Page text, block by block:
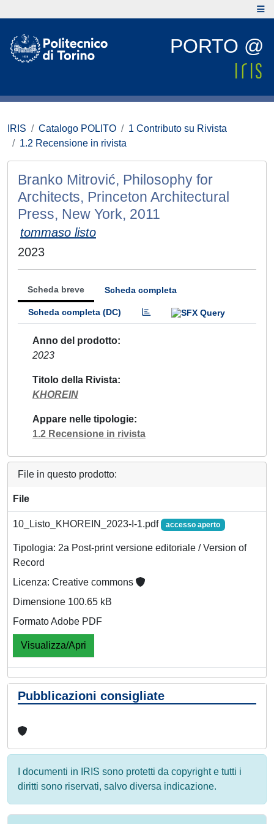
PORTO @
IRIS Catalogo POLITO
1 Contributo su Rivista
1.2 Recensione in rivista
Branko Mitrović, Philosophy for
Architects, Princeton Architectural
Press, New York, 2011
tommaso listo
2023
Scheda breve Scheda completa
Scheda completa (DC)
Anno del prodotto
2023
Titolo della Rivista
KHOREIN
Appare nelle tipologie
1.2 Recensione in rivista
File in questo prodotto:
File
10_Listo_KHOREIN_2023-I-1.pdf accesso aperto
Tipologia: 2a Post-print versione editoriale / Version of
Record
Licenza: Creative commons
Dimensione 100.65 kB
Formato Adobe PDF
Visualizza/Apri
Pubblicazioni consigliate
I documenti in IRIS sono protetti da copyright e tutti i
diritti sono riservati, salvo diversa indicazione.